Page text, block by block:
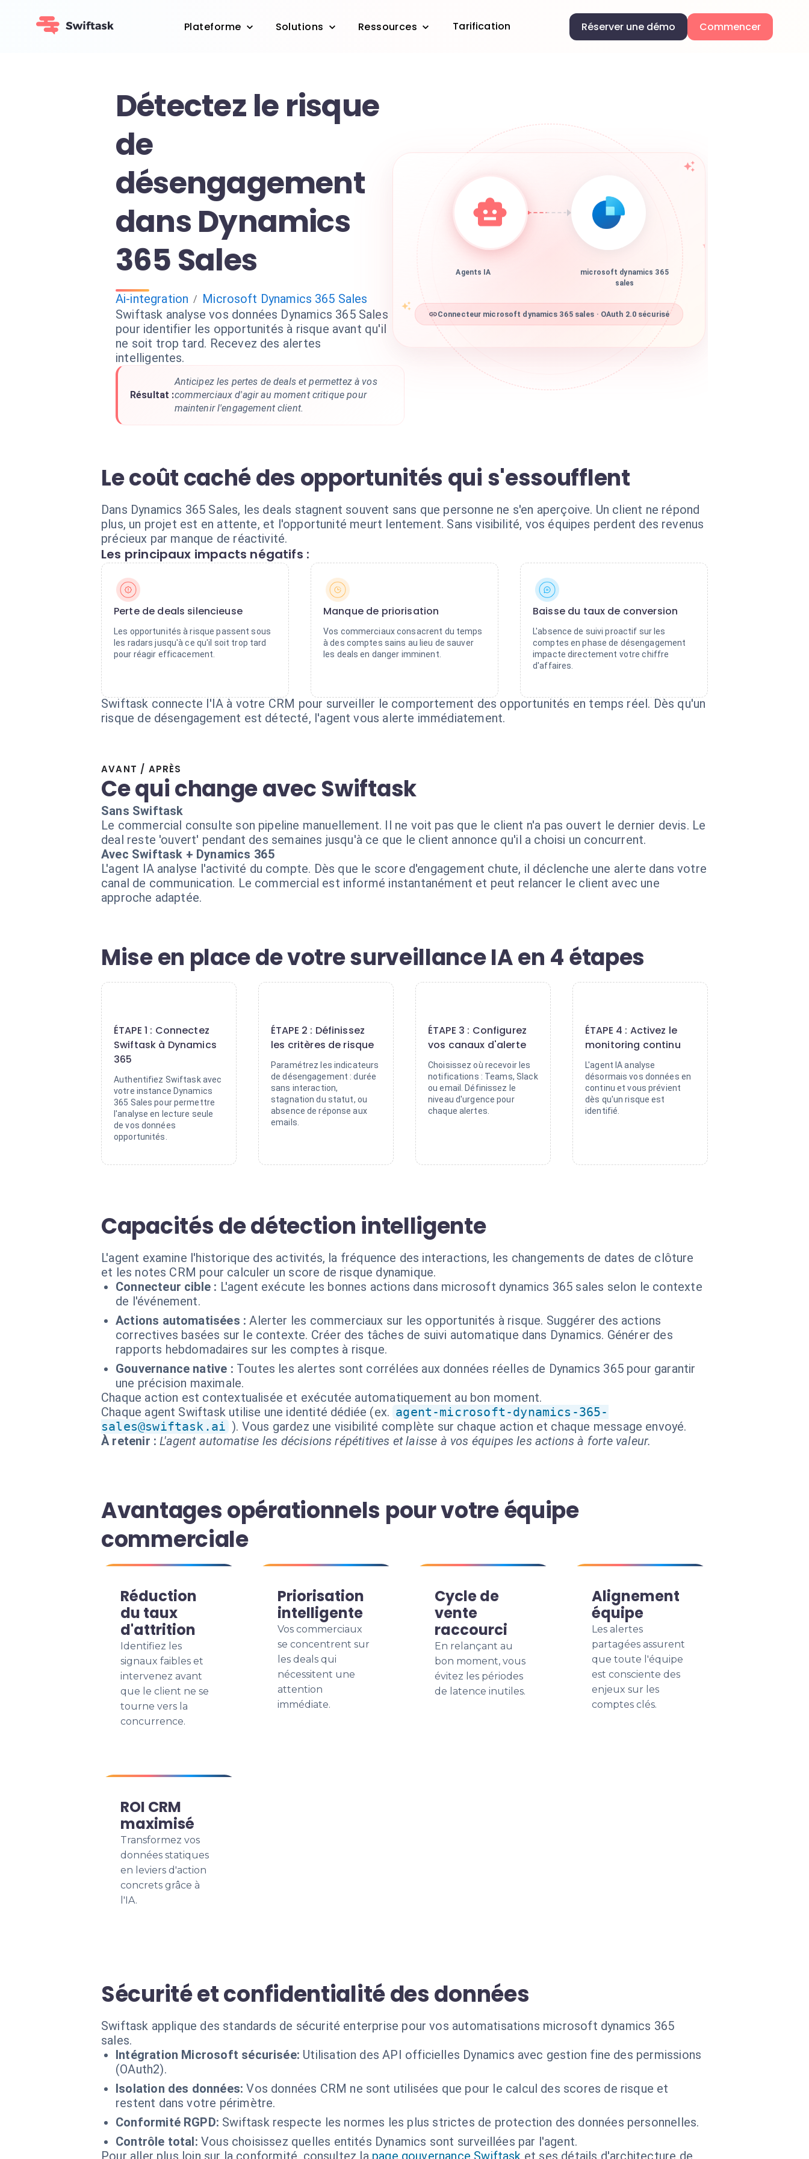
Plateforme Solutions Ressources Tarification Réserver une démo Commencer
Détectez le risque
de
désengagement
dans Dynamics
365 Sales
Ai-integration / Microsoft Dynamics 365 Sales
Swiftask analyse vos données Dynamics 365 Sales
pour identifier les opportunités à risque avant qu'il
ne soit trop tard. Recevez des alertes
intelligentes.
Résultat :
Anticipez les pertes de deals et permettez à vos
commerciaux d'agir au moment critique pour
maintenir l'engagement client.
Agents IA
microsoft dynamics 365
sales
Connecteur microsoft dynamics 365 sales · OAuth 2.0 sécurisé
Le coût caché des opportunités qui s'essoufflent
Dans Dynamics 365 Sales, les deals stagnent souvent sans que personne ne s'en aperçoive. Un client ne répond
plus, un projet est en attente, et l'opportunité meurt lentement. Sans visibilité, vos équipes perdent des revenus
précieux par manque de réactivité.
Les principaux impacts négatifs :
Perte de deals silencieuse
Les opportunités à risque passent sous
les radars jusqu'à ce qu'il soit trop tard
pour réagir efficacement.
Manque de priorisation
Vos commerciaux consacrent du temps
à des comptes sains au lieu de sauver
les deals en danger imminent.
Baisse du taux de conversion
L'absence de suivi proactif sur les
comptes en phase de désengagement
impacte directement votre chiffre
d'affaires.
Swiftask connecte l'IA à votre CRM pour surveiller le comportement des opportunités en temps réel. Dès qu'un
risque de désengagement est détecté, l'agent vous alerte immédiatement.
AVANT / APRÈS
Ce qui change avec Swiftask
Sans Swiftask
Le commercial consulte son pipeline manuellement. Il ne voit pas que le client n'a pas ouvert le dernier devis. Le
deal reste 'ouvert' pendant des semaines jusqu'à ce que le client annonce qu'il a choisi un concurrent.
Avec Swiftask + Dynamics 365
L'agent IA analyse l'activité du compte. Dès que le score d'engagement chute, il déclenche une alerte dans votre
canal de communication. Le commercial est informé instantanément et peut relancer le client avec une
approche adaptée.
Mise en place de votre surveillance IA en 4 étapes
ÉTAPE 1 : Connectez
Swiftask à Dynamics
365
Authentifiez Swiftask avec
votre instance Dynamics
365 Sales pour permettre
l'analyse en lecture seule
de vos données
opportunités.
ÉTAPE 2 : Définissez
les critères de risque
Paramétrez les indicateurs
de désengagement : durée
sans interaction,
stagnation du statut, ou
absence de réponse aux
emails.
ÉTAPE 3 : Configurez
vos canaux d'alerte
Choisissez où recevoir les
notifications : Teams, Slack
ou email. Définissez le
niveau d'urgence pour
chaque alertes.
ÉTAPE 4 : Activez le
monitoring continu
L'agent IA analyse
désormais vos données en
continu et vous prévient
dès qu'un risque est
identifié.
Capacités de détection intelligente
L'agent examine l'historique des activités, la fréquence des interactions, les changements de dates de clôture
et les notes CRM pour calculer un score de risque dynamique.
Connecteur cible : L'agent exécute les bonnes actions dans microsoft dynamics 365 sales selon le contexte
de l'événement.
Actions automatisées : Alerter les commerciaux sur les opportunités à risque. Suggérer des actions
correctives basées sur le contexte. Créer des tâches de suivi automatique dans Dynamics. Générer des
rapports hebdomadaires sur les comptes à risque.
Gouvernance native : Toutes les alertes sont corrélées aux données réelles de Dynamics 365 pour garantir
une précision maximale.
Chaque action est contextualisée et exécutée automatiquement au bon moment.
Chaque agent Swiftask utilise une identité dédiée (ex. agent-microsoft-dynamics-365-
sales@swiftask.ai ). Vous gardez une visibilité complète sur chaque action et chaque message envoyé.
À retenir : L'agent automatise les décisions répétitives et laisse à vos équipes les actions à forte valeur.
Avantages opérationnels pour votre équipe
commerciale
Réduction
du taux
d'attrition
Identifiez les
signaux faibles et
intervenez avant
que le client ne se
tourne vers la
concurrence.
Priorisation
intelligente
Vos commerciaux
se concentrent sur
les deals qui
nécessitent une
attention
immédiate.
Cycle de
vente
raccourci
En relançant au
bon moment, vous
évitez les périodes
de latence inutiles.
Alignement
équipe
Les alertes
partagées assurent
que toute l'équipe
est consciente des
enjeux sur les
comptes clés.
ROI CRM
maximisé
Transformez vos
données statiques
en leviers d'action
concrets grâce à
l'IA.
Sécurité et confidentialité des données
Swiftask applique des standards de sécurité enterprise pour vos automatisations microsoft dynamics 365
sales.
Intégration Microsoft sécurisée: Utilisation des API officielles Dynamics avec gestion fine des permissions
(OAuth2).
Isolation des données: Vos données CRM ne sont utilisées que pour le calcul des scores de risque et
restent dans votre périmètre.
Conformité RGPD: Swiftask respecte les normes les plus strictes de protection des données personnelles.
Contrôle total: Vous choisissez quelles entités Dynamics sont surveillées par l'agent.
Pour aller plus loin sur la conformité, consultez la page gouvernance Swiftask et ses détails d'architecture de